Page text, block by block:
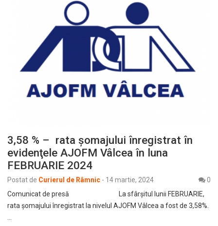
3,58 % – rata şomajului înregistrat în
evidenţele AJOFM Vâlcea în luna
FEBRUARIE 2024
Postat de Curierul de Râmnic - 14 martie, 2024
0
Comunicat de presă La sfârşitul lunii FEBRUARIE,
rata şomajului înregistrat la nivelul AJOFM Vâlcea a fost de 3,58%.
…